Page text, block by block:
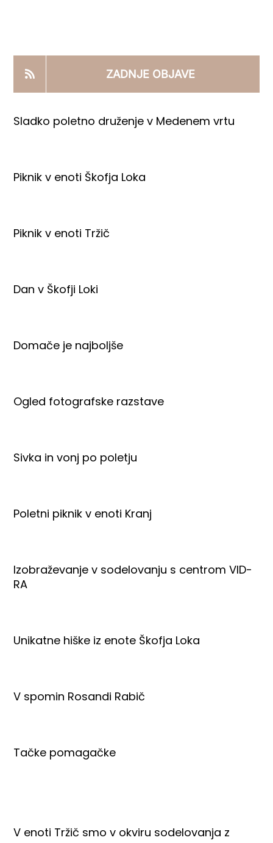
PRODAJNI IZDELKI
AKTUALNO
ZADNJE OBJAVE
Sladko poletno druženje v Medenem vrtu
Piknik v enoti Škofja Loka
Piknik v enoti Tržič
Dan v Škofji Loki
Domače je najboljše
Ogled fotografske razstave
Sivka in vonj po poletju
Poletni piknik v enoti Kranj
Izobraževanje v sodelovanju s centrom VID-
RA
Unikatne hiške iz enote Škofja Loka
V spomin Rosandi Rabič
Tačke pomagačke
V enoti Tržič smo v okviru sodelovanja z